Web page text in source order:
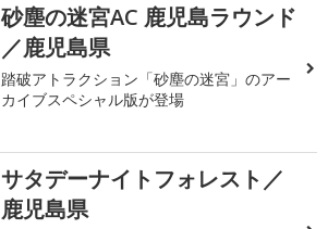
砂塵の迷宮AC 鹿児島ラウンド
／鹿児島県
踏破アトラクション「砂塵の迷宮」のアー
カイブスペシャル版が登場
サタデーナイトフォレスト／
鹿児島県